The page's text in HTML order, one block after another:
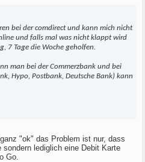
bei der comdirect und kann mich nicht
und falls mal was nicht klappt wird
7 Tage die Woche geholfen.
man bei der Commerzbank und bei
Hypo, Postbank, Deutsche Bank) kann
"ok" das Problem ist nur, dass
lediglich eine Debit Karte
Go.